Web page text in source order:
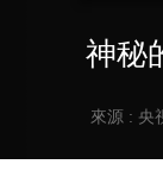
神秘
來源 : 央